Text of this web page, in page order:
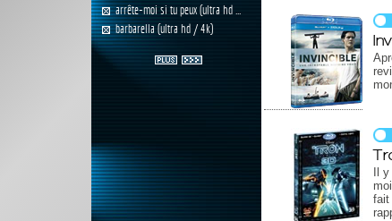
arrête-moi si tu peux (ultra hd ...
barbarella (ultra hd / 4k)
Il
fait